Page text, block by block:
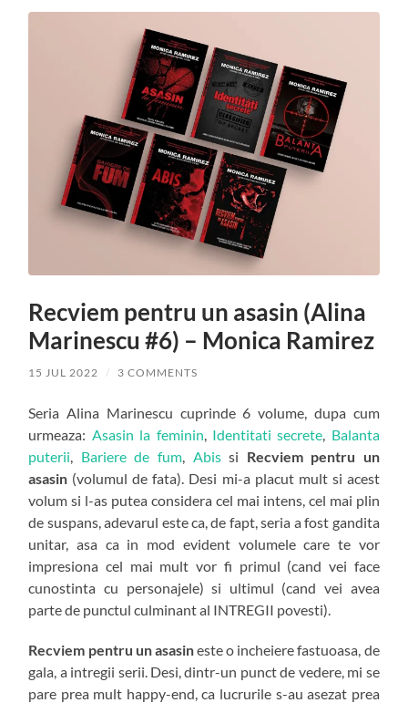
Recviem pentru un asasin (Alina
Marinescu #6) – Monica Ramirez
15 JUL 2022 / 3 COMMENTS
Seria Alina Marinescu cuprinde 6 volume, dupa cum
urmeaza: Asasin la feminin Identitati secrete Balanta
puterii
Bariere de fum, Abissi Recviem pentru un
asasin (volumul de fata). Desi mi-a placut mult si acest
volum si l-as putea considera cel mai intens, cel mai plin
de suspans, adevarul este ca, de fapt, seria a fost gandita
unitar, asa ca in mod evident volumele care te vor
impresiona cel mai mult vor fi primul (cand vei face
cunostinta cu personajele) si ultimul (cand vei avea
parte de punctul culminant al INTREGII povesti).
Recviem pentru un asasineste o incheiere fastuoasa, de
gala, a intregii serii. Desi, dintr-un punct de vedere, mi se
pare prea mult happy-end, ca lucrurile s-au asezat prea